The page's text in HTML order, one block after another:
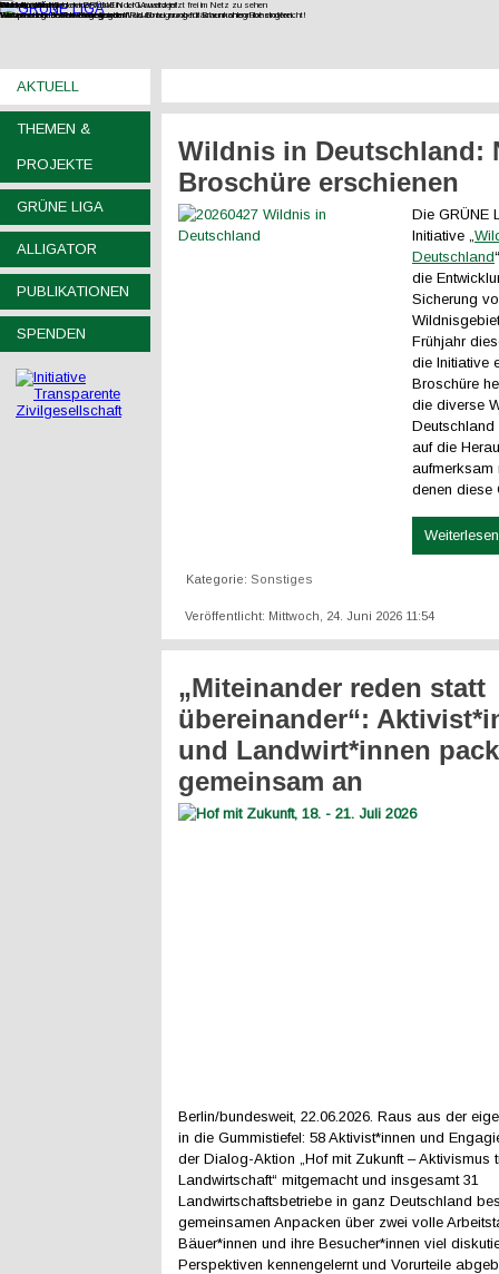
Filmdoku über Kohlewiderstand in der Lausitz jetzt frei im Netz zu sehen
Gesteinsabbau
Wir vernetzen Initiativen gegen den Raubbau an oberflächennahen Rohstoffen.
Wasser
Europas letzte wilde Flüsse retten!
Wohnen
Wohnraum im Bestand mobilisieren!
UNverkäuflich!
Verfassungsbeschwerde gegen Wald-Enteignung für Braunkohlegrube eingereicht!
Jetzt Fördermitglied der GRÜNEN LIGA werden!
AKTUELL
THEMEN &
PROJEKTE
GRÜNE LIGA
ALLIGATOR
PUBLIKATIONEN
SPENDEN
Wildnis in Deutschland:
Broschüre erschienen
Die GRÜNE
Initiative „
Deutschland
die
Sicherung
Frühjahr
die Initiative
Broschüre
die diverse
Deutschland
auf die
aufmerksam
denen diese
Kategorie: Sonstiges
Veröffentlicht: Mittwoch, 24. Juni 2026 11:54
„Miteinander reden statt
übereinander“:
und Landwirt*innen
gemeinsam an
Berlin/bundesweit, 22.06.2026. Raus aus der
in die Gummistiefel: 58 Aktivist*innen und
der Dialog-Aktion „Hof mit Zukunft – Aktivismus
Landwirtschaft“ mitgemacht und insgesamt 31
Landwirtschaftsbetriebe in ganz Deutschland
gemeinsamen Anpacken über zwei volle
Bäuer*innen und ihre Besucher*innen viel
Perspektiven kennengelernt und Vorurteile